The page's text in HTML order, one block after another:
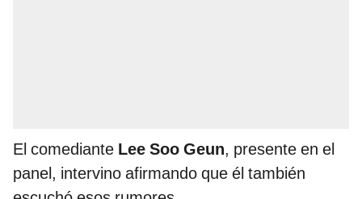
El comediante Lee Soo Geun, presente en el
panel, intervino afirmando que él también